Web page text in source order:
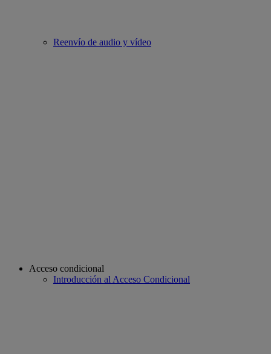
Reenvío de audio y vídeo
Acceso condicional
Introducción al Acceso Condicional